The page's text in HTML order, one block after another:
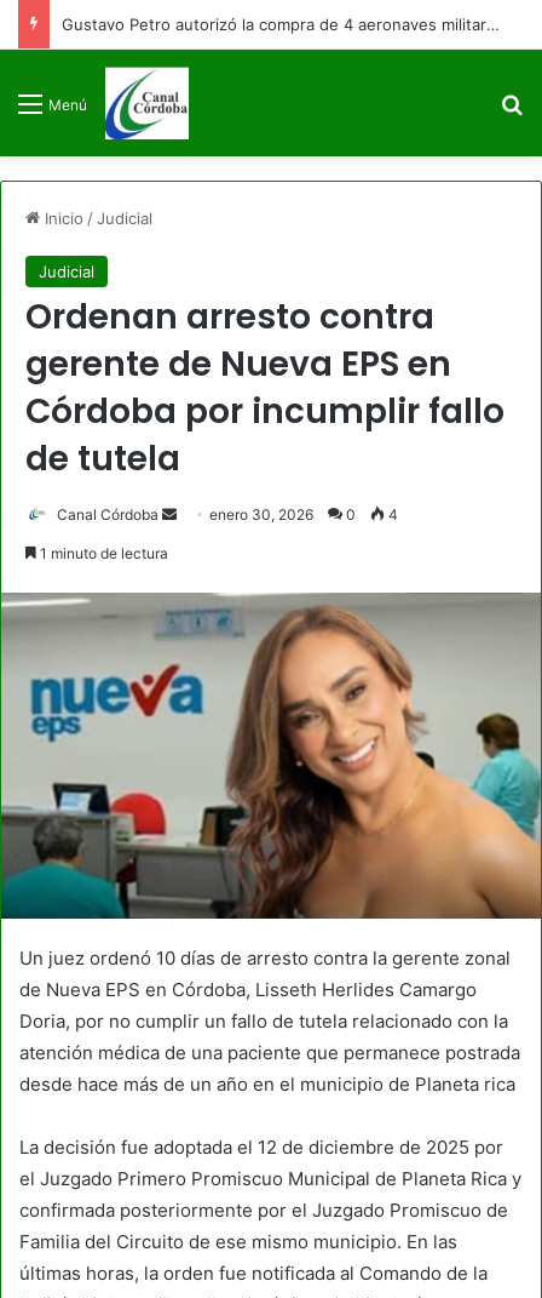
Gustavo Petro autorizó la compra de 4 aeronaves militares antes de finalizar su mandato
Menú
Inicio /Judicial
Judicial
Ordenan arresto contra
gerente de Nueva EPS en
Córdoba por incumplir fallo
de tutela
Canal Córdoba
Sendenero 30, 2026 0 4
1 minuto de lectura
Un juez ordenó 10 días de arresto contra la gerente zonal
de Nueva EPS en Córdoba, Lisseth Herlides Camargo
Doria, por no cumplir un fallo de tutela relacionado con la
atención médica de una paciente que permanece postrada
desde hace más de un año en el municipio de Planeta rica
La decisión fue adoptada el 12 de diciembre de 2025 por
el Juzgado Primero Promiscuo Municipal de Planeta Rica y
confirmada posteriormente por el Juzgado Promiscuo de
Familia del Circuito de ese mismo municipio. En las
últimas horas, la orden fue notificada al Comando de la